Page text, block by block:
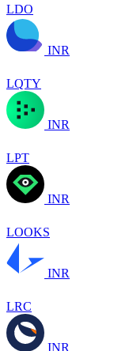
LDO
INR
LQTY
INR
LPT
INR
LOOKS
INR
LRC
INR